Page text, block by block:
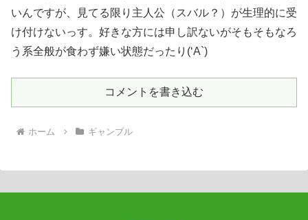
いんですが、見てる限り主人公（スバル？）が生理的に受
け付けないっす。好きな方には申し訳ないがそもそもなろ
う系全般が食わず嫌い状態だったり(‘A`)
コメントを書き込む
ホーム ギャンブル